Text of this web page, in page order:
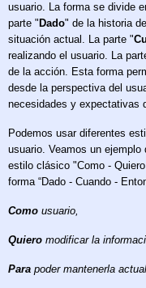
usuario. La forma se divide
parte " Dado" de la historia
situación actual. La parte "
realizando el usuario. La
de la acción. Esta forma
desde la perspectiva del
necesidades y expectativas
Podemos usar diferentes
usuario. Veamos un ejemplo
estilo clásico "Como -
forma “Dado - Cuando -
Como usuario,
Quiero modificar la
Para poder mantenerla